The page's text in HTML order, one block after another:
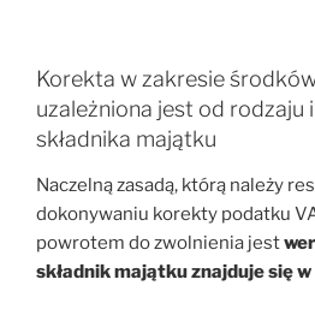
Korekta w zakresie
uzależniona jest od rodzaju
składnika majątku
Naczelną zasadą, którą należy
dokonywaniu korekty podatku
powrotem do zwolnienia jest
składnik majątku znajduje się